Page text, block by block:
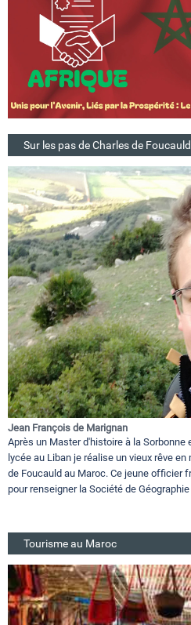
Sur les pas de Charles de
Jean François de Marignan
Après un Master d'histoire à la Sorbonne
lycée au Liban je réalise un vieux rêve
de Foucauld au Maroc. Ce jeune officier
pour renseigner la Société de
Tourisme au Maroc